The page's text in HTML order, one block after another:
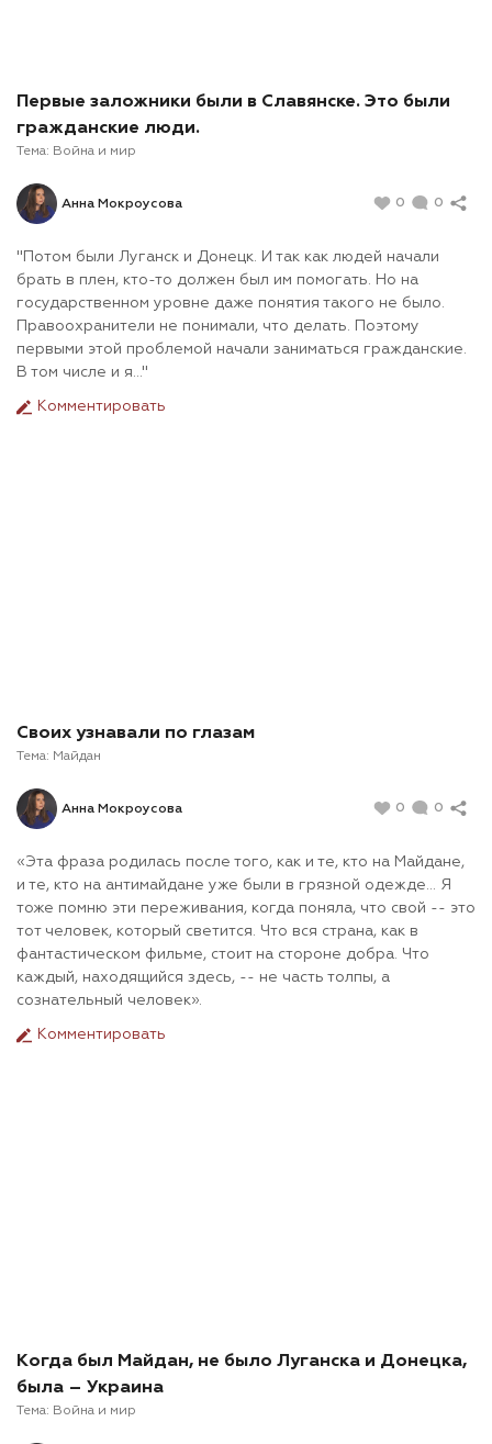
Первые заложники были в Славянске. Это были
гражданские люди.
Тема: Война и мир
Анна Мокроусова 0 0
"Потом были Луганск и Донецк. И так как людей начали
брать в плен, кто-то должен был им помогать. Но на
государственном уровне даже понятия такого не было.
Правоохранители не понимали, что делать. Поэтому
первыми этой проблемой начали заниматься гражданские.
В том числе и я..."
Комментировать
Своих узнавали по глазам
Тема: Майдан
Анна Мокроусова 0 0
«Эта фраза родилась после того, как и те, кто на Майдане,
и те, кто на антимайдане уже были в грязной одежде... Я
тоже помню эти переживания, когда поняла, что свой -- это
тот человек, который светится. Что вся страна, как в
фантастическом фильме, стоит на стороне добра. Что
каждый, находящийся здесь, -- не часть толпы, а
сознательный человек».
Комментировать
Когда был Майдан, не было Луганска и Донецка,
была – Украина
Тема: Война и мир